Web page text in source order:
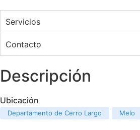
Servicios
Contacto
Descripción
Ubicación
Departamento de Cerro Largo Melo